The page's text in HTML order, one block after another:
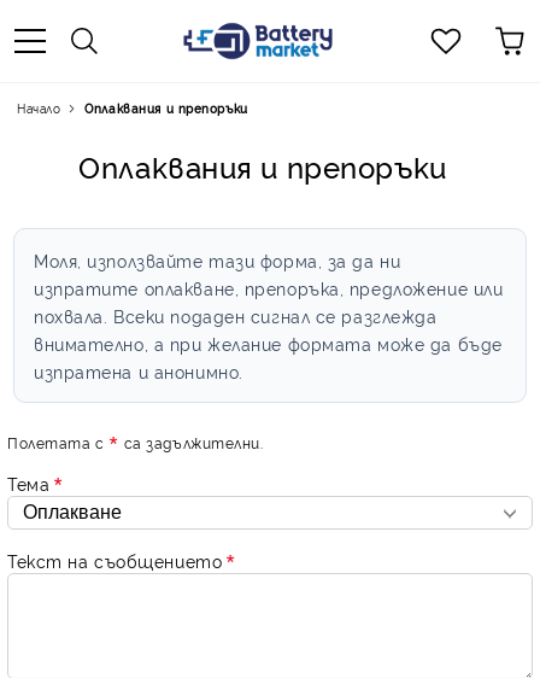
Начало Оплаквания и препоръки
Оплаквания и препоръки
Моля, използвайте тази форма, за да ни
изпратите оплакване, препоръка, предложение или
похвала. Всеки подаден сигнал се разглежда
внимателно, а при желание формата може да бъде
изпратена и анонимно.
Полетата с са задължителни.
Тема
Текст на съобщението